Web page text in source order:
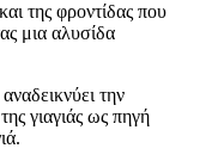
της φροντίδας που
μια αλυσίδα
την
γιαγιάς ως πηγή